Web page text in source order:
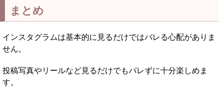
まとめ
インスタグラムは基本的に見るだけではバレる心配がありま
せん。
投稿写真やリールなど見るだけでもバレずに十分楽しめま
す。